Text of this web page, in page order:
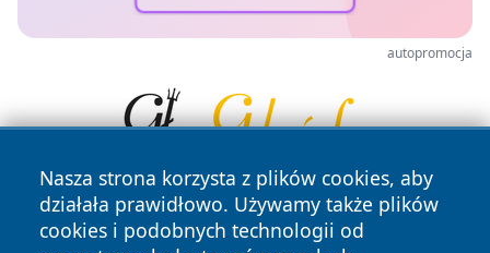
autopromocja
Nasza strona korzysta z plików cookies, aby
działała prawidłowo. Używamy także plików
cookies i podobnych technologii od